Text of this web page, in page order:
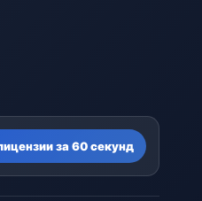
за 60 секунд